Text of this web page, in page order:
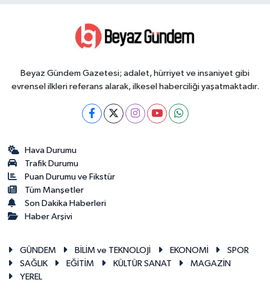
Beyaz Gündem Gazetesi; adalet, hürriyet ve insaniyet gibi
evrensel ilkleri referans alarak, ilkesel haberciliği yaşatmaktadır.
Hava Durumu
Trafik Durumu
Puan Durumu ve Fikstür
Tüm Manşetler
Son Dakika Haberleri
Haber Arşivi
GÜNDEM BİLİM ve TEKNOLOJİ EKONOMİ
SPOR
SAĞLIK
EĞİTİM KÜLTÜR SANAT
MAGAZİN
YEREL